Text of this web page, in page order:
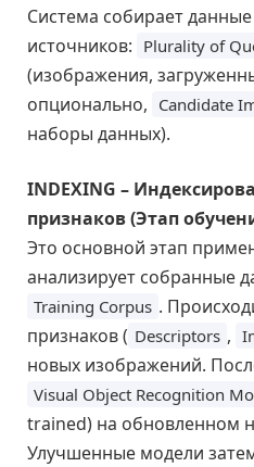
Система собирает
источников: Plurality of
(изображения,
опционально, Candidate
наборы данных).
INDEXING –
признаков (Этап
Это основной этап
анализирует собранные
Training Corpus .
признаков ( Descriptors ,
новых изображений.
Visual Object Recognition
trained) на обновленном
Улучшенные модели